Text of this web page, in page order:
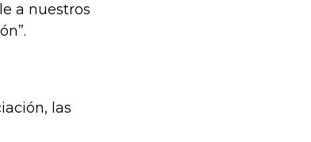
a nuestros
las